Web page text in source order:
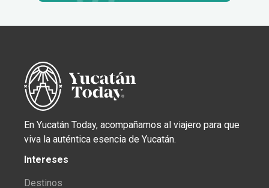
En Yucatán Today, acompañamos al viajero para que
viva la auténtica esencia de Yucatán.
Intereses
Destinos